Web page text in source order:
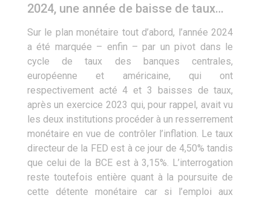
2024, une année de baisse de taux…
Sur le plan monétaire tout d’abord, l’année 2024
a été marquée – enfin ­– par un pivot dans le
cycle de taux des banques centrales,
européenne et américaine, qui ont
respectivement acté 4 et 3 baisses de taux,
après un exercice 2023 qui, pour rappel, avait vu
les deux institutions procéder à un resserrement
monétaire en vue de contrôler l’inflation. Le taux
directeur de la FED est à ce jour de 4,50% tandis
que celui de la BCE est à 3,15%. L’interrogation
reste toutefois entière quant à la poursuite de
cette détente monétaire car si l’emploi aux